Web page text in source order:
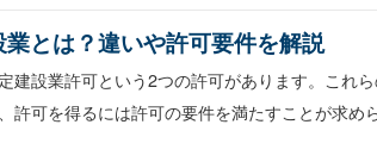
とは？違いや許可要件を解説
建設業許可という2つの許可があります。これ
許可を得るには許可の要件を満たすことが求